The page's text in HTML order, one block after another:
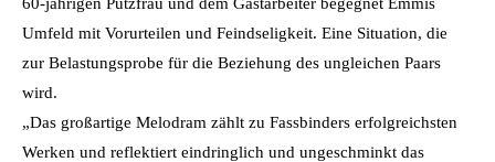
Umfeld mit Vorurteilen und Feindseligkeit. Eine Situation, die
zur Belastungsprobe für die Beziehung des ungleichen Paars
wird.
„Das großartige Melodram zählt zu Fassbinders erfolgreichsten
Werken und reflektiert eindringlich und ungeschminkt das